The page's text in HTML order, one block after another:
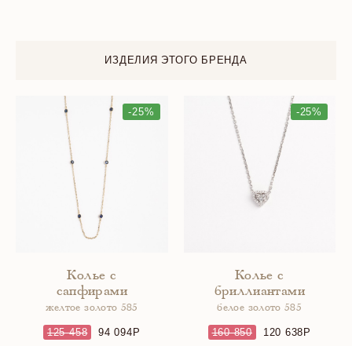
ИЗДЕЛИЯ ЭТОГО БРЕНДА
-25%
Колье с
сапфирами
желтое золото 585
125 458 94 094
-25%
Колье с
бриллиантами
белое золото 585
160 850 120 638